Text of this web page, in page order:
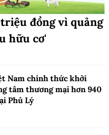
đồng vì quảng
hữu cơ'
Nam chính thức khởi
tâm thương mại hơn 940
Phủ Lý